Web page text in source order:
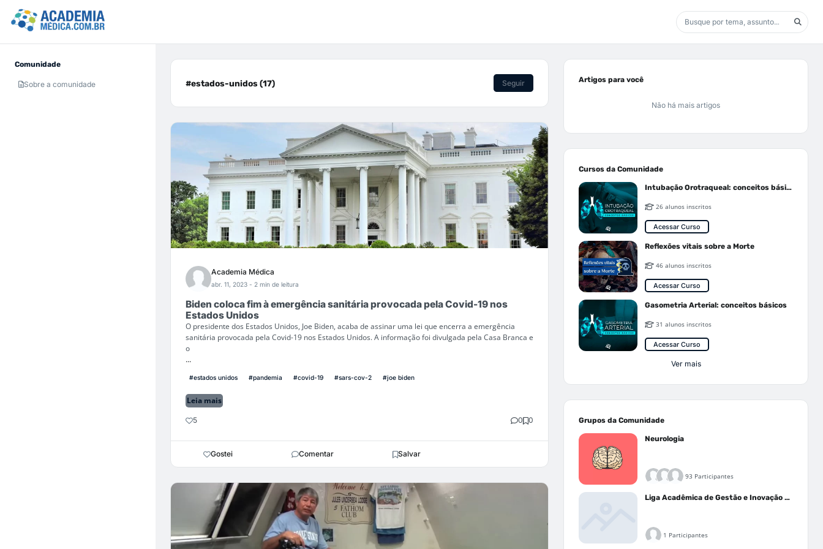
Comunidade
Sobre a comunidade #estados-unidos (17) Seguir
Academia Médica
abr. 11, 2023 - 2 min de leitura
Biden coloca fim à emergência sanitária provocada pela Covid-19 nos
Estados Unidos
O presidente dos Estados Unidos, Joe Biden, acaba de assinar uma lei que encerra a emergência
sanitária provocada pela Covid-19 nos Estados Unidos. A informação foi divulgada pela Casa Branca e
o
...
#estados unidos #pandemia #covid-19 #sars-cov-2 #joe biden
Leia mais
5 0 0
Gostei Comentar Salvar
Artigos para você
Não há mais artigos
Cursos da Comunidade
Intubação Orotraqueal: conceitos básicos
26 alunos inscritos
Acessar Curso
Reflexões vitais sobre a Morte
46 alunos inscritos
Acessar Curso
Gasometria Arterial: conceitos básicos
31 alunos inscritos
Acessar Curso
Ver mais
Grupos da Comunidade
Neurologia
93 Participantes
Liga Acadêmica de Gestão e Inovação Médica - LAGIM
1 Participantes